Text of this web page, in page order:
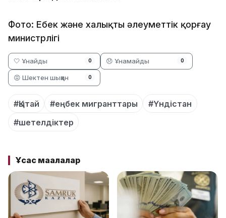
Фото: Еңбек және халықты әлеуметтік қорғау
министрлігі
🤍 Ұнайды 0 😞 Ұнамайды 0
😡 Шектен шыққан 0
#Қытай #еңбек мигранттары
#Үндістан
#шетелдіктер
Ұқсас мақалалар